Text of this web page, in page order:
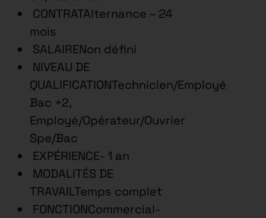
CONTRATAlternance – 24
mois
SALAIRENon défini
NIVEAU DE
QUALIFICATIONTechnicien/Employé
Bac +2,
Employé/Opérateur/Ouvrier
Spe/Bac
EXPÉRIENCE- 1 an
MODALITÉS DE
TRAVAILTemps complet
FONCTIONCommercial-